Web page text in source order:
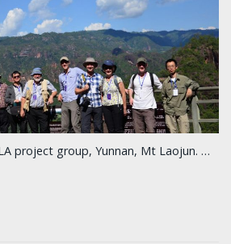
project group, Yunnan, Mt Laojun. …